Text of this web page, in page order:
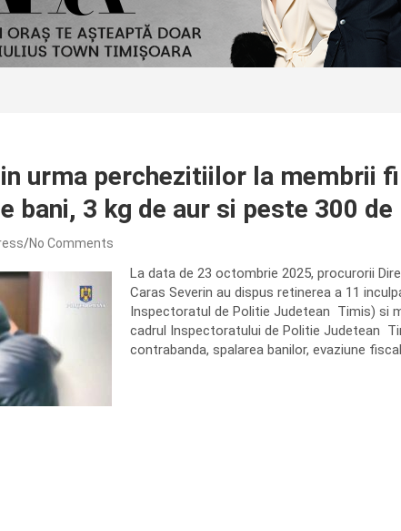
urma perchezitiilor la membrii
bani, 3 kg de aur si peste 300
No Comments
La data de 23 octombrie 2025, procurorii
Caras Severin au dispus retinerea a 11
Inspectoratul de Politie Judetean Timis) si
cadrul Inspectoratului de Politie Judetean
contrabanda, spalarea banilor, evaziune